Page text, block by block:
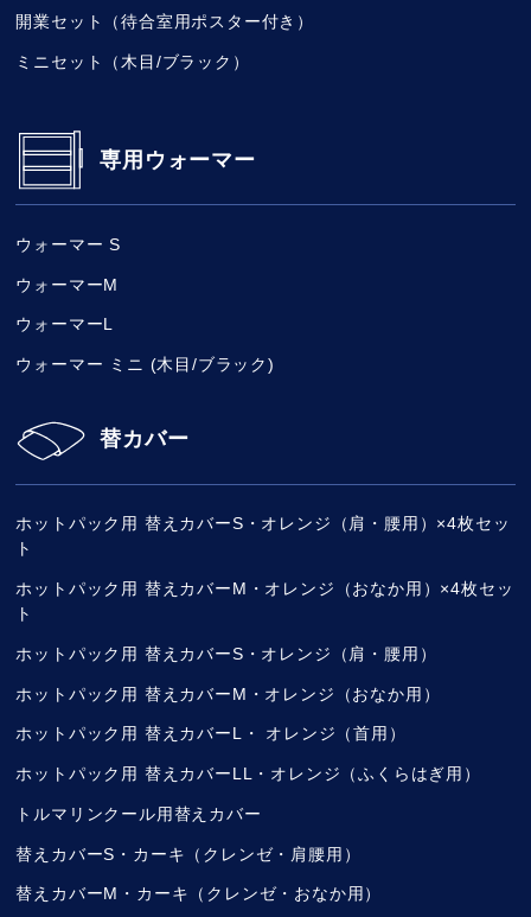
開業セット（待合室用ポスター付き）
ミニセット（木目/ブラック）
専用ウォーマー
ウォーマー S
ウォーマーM
ウォーマーL
ウォーマー ミニ (木目/ブラック)
替カバー
ホットパック用 替えカバーS・オレンジ（肩・腰用）×4枚セッ
ト
ホットパック用 替えカバーM・オレンジ（おなか用）×4枚セッ
ト
ホットパック用 替えカバーS・オレンジ（肩・腰用）
ホットパック用 替えカバーM・オレンジ（おなか用）
ホットパック用 替えカバーL・ オレンジ（首用）
ホットパック用 替えカバーLL・オレンジ（ふくらはぎ用）
トルマリンクール用替えカバー
替えカバーS・カーキ（クレンゼ・肩腰用）
替えカバーM・カーキ（クレンゼ・おなか用）